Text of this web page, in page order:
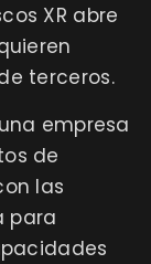
XR abre
terceros.
empresa
de
las
para